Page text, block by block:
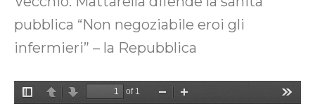
pubblica “Non negoziabile eroi gli
infermieri” – la Repubblica